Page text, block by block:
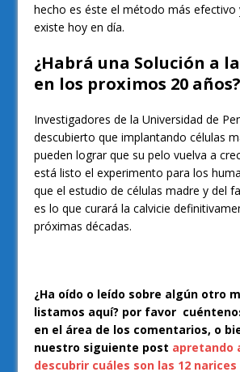
hecho es éste el método más efectivo
existe hoy en día.
¿Habrá una Solución a
en los proximos 20 años?
Investigadores de la Universidad de
descubierto que implantando células
pueden lograr que su pelo vuelva a
está listo el experimento para los
que el estudio de células madre y del
es lo que curará la calvicie
próximas décadas.
¿Ha oído o leído sobre algún otro
listamos aquí? por favor
en el área de los comentarios, o
nuestro siguiente post apretando
descubrir cuáles son las 12